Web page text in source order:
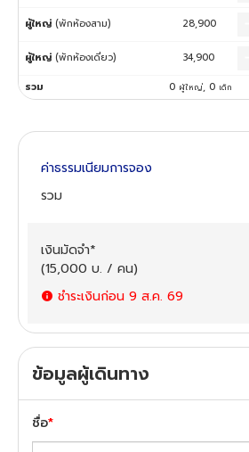
ผู้ใหญ่ (พักห้องสาม) 28,900
ผู้ใหญ่ (พักห้องเดี่ยว) 34,900
รวม
0 ผู้ใหญ่, 0 เด็ก
ค่าธรรมเนียมการจอง
รวม
เงินมัดจำ*
(15,000 บ. / คน)
ชำระเงินก่อน 9 ส.ค. 69
ข้อมูลผู้เดินทาง
ชื่อ*